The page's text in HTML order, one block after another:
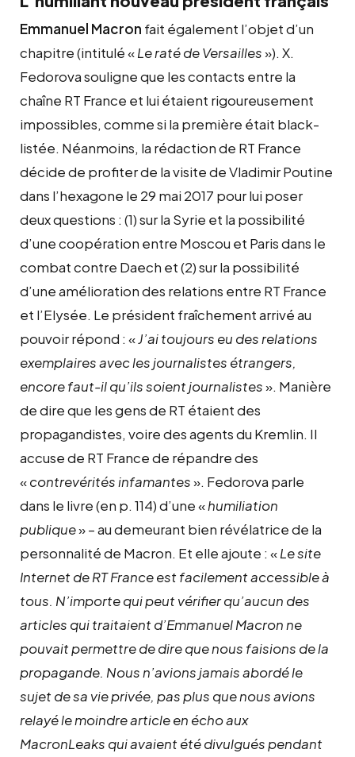
Emmanuel Macron fait également l’objet d’un
chapitre (intitulé «Le raté de Versailles»). X.
Fedorova souligne que les contacts entre la
chaîne RT France et lui étaient rigoureusement
impossibles, comme si la première était black-
listée. Néanmoins, la rédaction de RT France
décide de profiter de la visite de Vladimir Poutine
dans l’hexagone le 29 mai 2017 pour lui poser
deux questions : (1) sur la Syrie et la possibilité
d’une coopération entre Moscou et Paris dans le
combat contre Daech et (2) sur la possibilité
d’une amélioration des relations entre RT France
et l’Elysée. Le président fraîchement arrivé au
pouvoir répond : «J’ai toujours eu des relations
exemplaires avec les journalistes étrangers,
encore faut-il qu’ils soient journalistes». Manière
de dire que les gens de RT étaient des
propagandistes, voire des agents du Kremlin. Il
accuse de RT France de répandre des
«contrevérités infamantes». Fedorova parle
dans le livre (en p. 114) d’une «humiliation
publique» – au demeurant bien révélatrice de la
personnalité de Macron. Et elle ajoute : «Le site
Internet de RT France est facilement accessible à
tous. N’importe qui peut vérifier qu’aucun des
articles qui traitaient d’Emmanuel Macron ne
pouvait permettre de dire que nous faisions de la
propagande. Nous n’avions jamais abordé le
sujet de sa vie privée, pas plus que nous avions
relayé le moindre article en écho aux
MacronLeaks qui avaient été divulgués pendant